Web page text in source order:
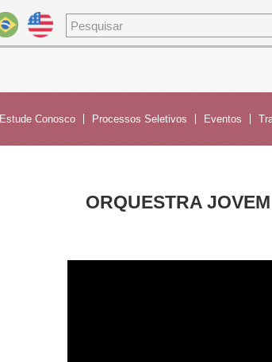
Estude Conosco Processos Seletivos Eventos
ORQUESTRA